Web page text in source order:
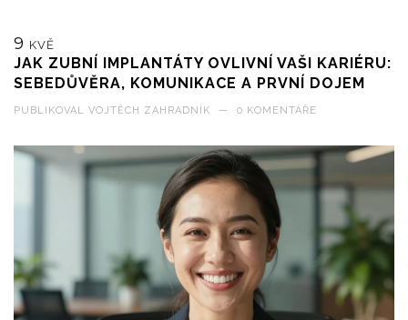
9 KVĚ
JAK ZUBNÍ IMPLANTÁTY OVLIVNÍ VAŠI KARIÉRU:
SEBEDŮVĚRA, KOMUNIKACE A PRVNÍ DOJEM
PUBLIKOVAL VOJTĚCH ZAHRADNÍK — 0 KOMENTÁŘE